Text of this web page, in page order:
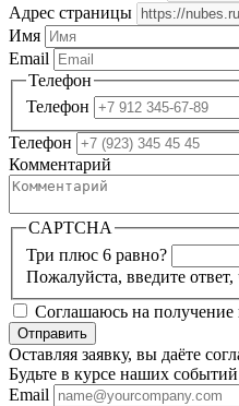
Адрес страницы
Имя
Email
Телефон
Телефон
Телефон
Комментарий
CAPTCHA
Три плюс 6 равно?
Пожалуйста, введите
Соглашаюсь на получение
Оставляя заявку, вы даёте
Будьте в курсе наших событий
Email